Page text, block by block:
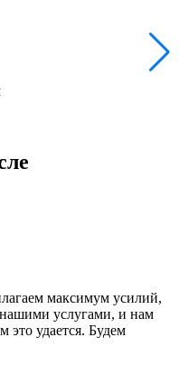
максимум усилий,
услугами, и нам
это удается. Будем